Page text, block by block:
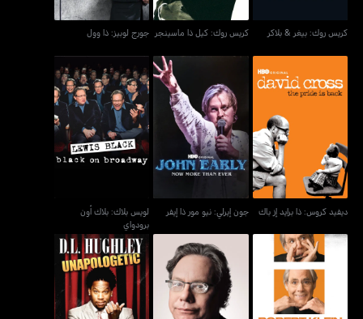
كريس روك: بيغر & بلاكر كريس روك: كيل ذا ماسينجر جورج لوبيز: ذا وول
ديفيد كروس: ذا برايد إز باك
ديفيد كروس: ذا برايد إز باك
جون إيرلي: نيو مور ذا إيفر
جون إيرلي: نيو مور ذا إيفر
لويس بلاك: بلاك أون
برودواي
لويس بلاك: بلاك أون
برودواي
روبيرت كلين: أنفير آند
أنبالانسد
لويس بلاك: ريد، وايت آند
سكرود
دي. أل. هاغلي:
أنابولوجيتيك